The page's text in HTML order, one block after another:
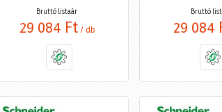
Bruttó listaár
29 084 Ft / db
Bruttó
29 084